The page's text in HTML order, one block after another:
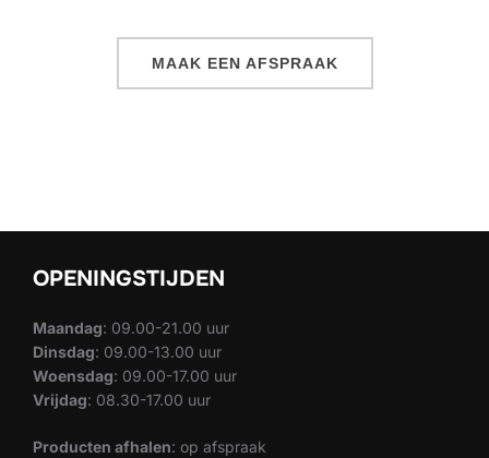
MAAK EEN AFSPRAAK
OPENINGSTIJDEN
Maandag: 09.00-21.00 uur
Dinsdag: 09.00-13.00 uur
Woensdag: 09.00-17.00 uur
Vrijdag: 08.30-17.00 uur
Producten afhalen: op afspraak